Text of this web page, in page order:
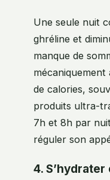
Une seule nuit
ghréline et
manque de
de calories,
produits ultra-
7h et 8h par
réguler son
4.